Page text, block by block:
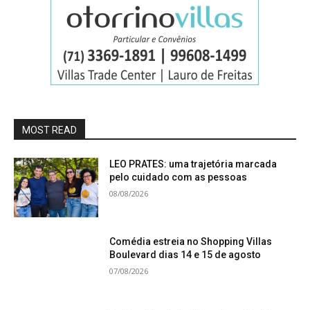
MOST READ
LEO PRATES: uma trajetória marcada
pelo cuidado com as pessoas
08/08/2026
Comédia estreia no Shopping Villas
Boulevard dias 14 e 15 de agosto
07/08/2026